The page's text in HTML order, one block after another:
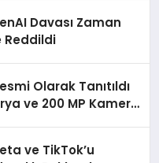
Davası Zaman
Reddildi
Olarak Tanıtıldı
ve 200 MP Kamera
ve TikTok’u